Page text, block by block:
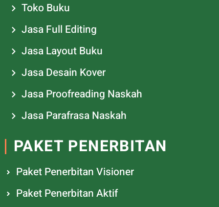
Toko Buku
Jasa Full Editing
Jasa Layout Buku
Jasa Desain Kover
Jasa Proofreading Naskah
Jasa Parafrasa Naskah
PAKET PENERBITAN
Paket Penerbitan Visioner
Paket Penerbitan Aktif